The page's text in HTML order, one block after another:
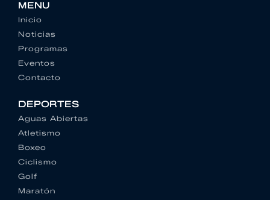
MENU
Inicio
Noticias
Programas
Eventos
Contacto
DEPORTES
Aguas Abiertas
Atletismo
Boxeo
Ciclismo
Golf
Maratón